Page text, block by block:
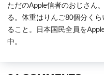
ただのApple信者のおじさん
る。体重はりんご80個分く
ること。日本国民全員を
中。